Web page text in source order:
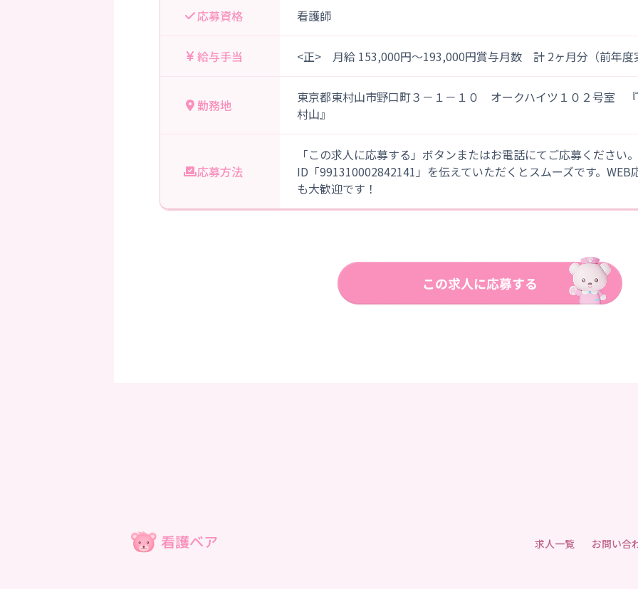
応募資格 看護師
給与手当 <正> 月給 153,000円～193,000円賞与月数 計 2ヶ月分（前年度
勤務地
東京都東村山市野口町３－１－１０ オークハイツ１０２号室
村山』
応募方法
「この求人に応募する」ボタンまたはお電話にてご応募ください
ID「991310002842141」を伝えていただくとスムーズです。WEB
も大歓迎です！
求人一覧 お問い合